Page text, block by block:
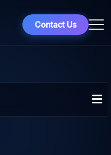
Contact Us